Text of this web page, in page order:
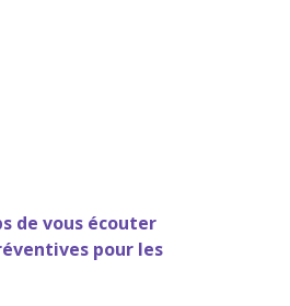
de vous écouter
pour les